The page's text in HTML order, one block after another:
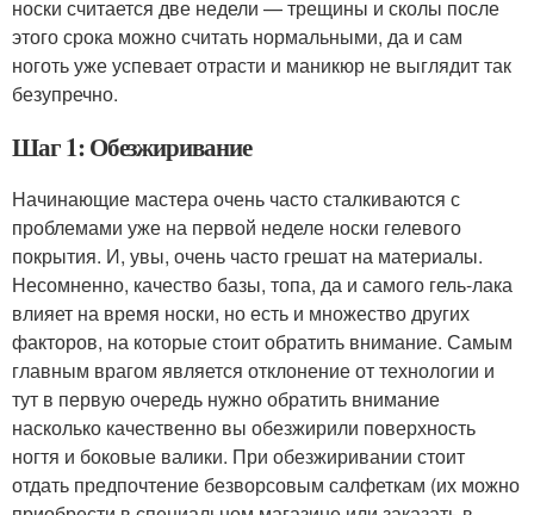
носки считается две недели — трещины и сколы после
этого срока можно считать нормальными, да и сам
ноготь уже успевает отрасти и маникюр не выглядит так
безупречно.
Шаг 1: Обезжиривание
Начинающие мастера очень часто сталкиваются с
проблемами уже на первой неделе носки гелевого
покрытия. И, увы, очень часто грешат на материалы.
Несомненно, качество базы, топа, да и самого гель-лака
влияет на время носки, но есть и множество других
факторов, на которые стоит обратить внимание. Самым
главным врагом является отклонение от технологии и
тут в первую очередь нужно обратить внимание
насколько качественно вы обезжирили поверхность
ногтя и боковые валики. При обезжиривании стоит
отдать предпочтение безворсовым салфеткам (их можно